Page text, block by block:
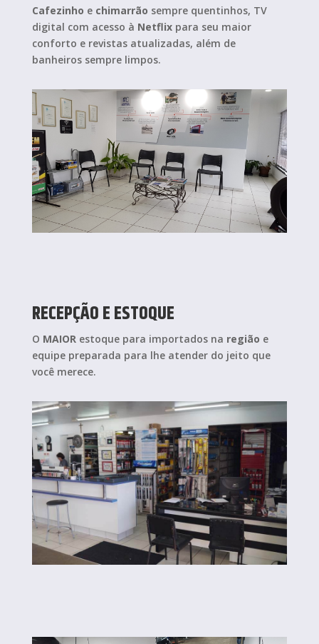
Cafezinho e chimarrão sempre quentinhos, TV
digital com acesso à Netflixpara seu maior
conforto e revistas atualizadas, além de
banheiros sempre limpos.
RECEPÇÃO E ESTOQUE
O MAIORestoque para importados na região e
equipe preparada para lhe atender do jeito que
você merece.